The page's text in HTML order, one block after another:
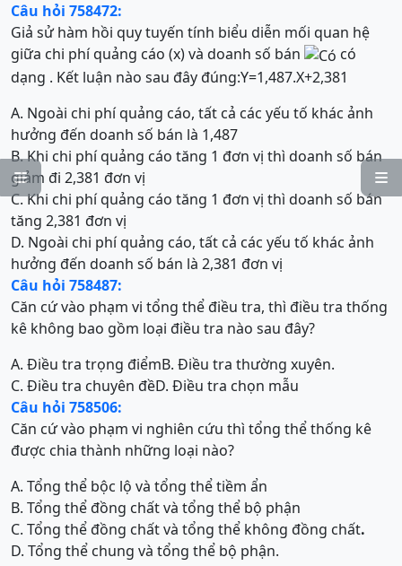


Câu hỏi 758472:
Giả sử hàm hồi quy tuyến tính biểu diễn mối quan hệ
giữa chi phí quảng cáo (x) và doanh số bán
có
dạng . Kết luận nào sau đây đúng:Y=1,487.X+2,381
A. Ngoài chi phí quảng cáo, tất cả các yếu tố khác ảnh
hưởng đến doanh số bán là 1,487
B. Khi chi phí quảng cáo tăng 1 đơn vị thì doanh số bán
giảm đi 2,381 đơn vị
C. Khi chi phí quảng cáo tăng 1 đơn vị thì doanh số bán
tăng 2,381 đơn vị
D. Ngoài chi phí quảng cáo, tất cả các yếu tố khác ảnh
hưởng đến doanh số bán là 2,381 đơn vị
Câu hỏi 758487:
Căn cứ vào phạm vi tổng thể điều tra, thì điều tra thống
kê không bao gồm loại điều tra nào sau đây?
A. Điều tra trọng điểmB. Điều tra thường xuyên.
C. Điều tra chuyên đềD. Điều tra chọn mẫu
Câu hỏi 758506:
Căn cứ vào phạm vi nghiên cứu thì tổng thể thống kê
được chia thành những loại nào?
A. Tổng thể bộc lộ và tổng thể tiềm ẩn
B. Tổng thể đồng chất và tổng thể bộ phận
C. Tổng thể đồng chất và tổng thể không đồng chất.
D. Tổng thể chung và tổng thể bộ phận.